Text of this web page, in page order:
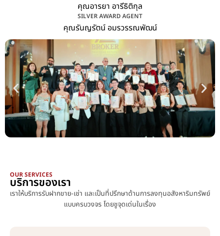
คุณอารยา อารีธิติกุล
SILVER AWARD AGENT
คุณรันญรัตน์ อมรวรรณพัฒน์
OUR SERVICES
บริการของเรา
เราให้บริการรับฝากขาย-เช่า และเป็นที่ปรึกษาด้านการลงทุนอสังหาริมทรัพย์
แบบครบวงจร โดยชูจุดเด่นในเรื่อง